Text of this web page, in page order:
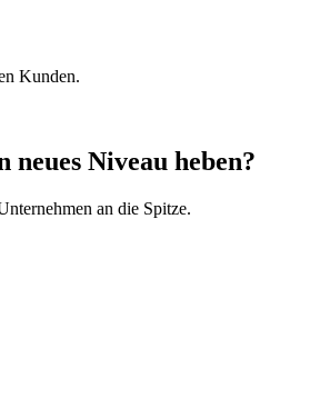
Kunden.
Niveau heben?
an die Spitze.